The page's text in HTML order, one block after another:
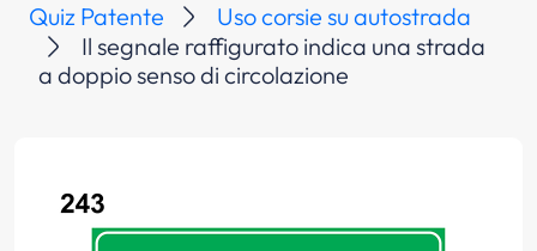
Quiz Patente
Uso corsie su autostrada
Il segnale raffigurato indica una strada
a doppio senso di circolazione